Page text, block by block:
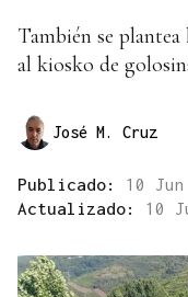
También se
al kiosko de
José M. Cruz
Publicado: 10
Actualizado: 10